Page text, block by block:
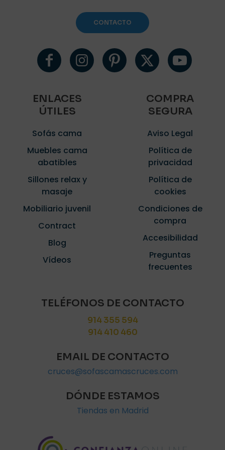
Nombre*
Correo
electrónico *
navegador para la próxima vez que comente.
CONTACTO
ENLACES
ÚTILES
Sofás cama
Muebles cama
abatibles
Sillones relax y
masaje
Mobiliario juvenil
Contract
Blog
Vídeos
COMPRA
SEGURA
Aviso Legal
Política de
privacidad
Política de
cookies
Condiciones de
compra
Accesibilidad
Preguntas
frecuentes
TELÉFONOS DE CONTACTO
914 355 594
914 410 460
EMAIL DE CONTACTO
cruces@sofascamascruces.com
DÓNDE ESTAMOS
Tiendas en Madrid